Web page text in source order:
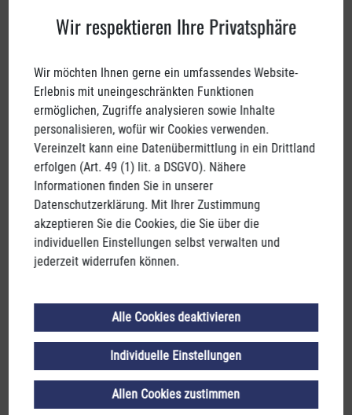
Wir respektieren Ihre Privatsphäre
Wir möchten Ihnen gerne ein umfassendes Website-
Erlebnis mit uneingeschränkten Funktionen
ermöglichen, Zugriffe analysieren sowie Inhalte
personalisieren, wofür wir Cookies verwenden.
Vereinzelt kann eine Datenübermittlung in ein Drittland
erfolgen (Art. 49 (1) lit. a DSGVO). Nähere
Informationen finden Sie in unserer
Datenschutzerklärung. Mit Ihrer Zustimmung
akzeptieren Sie die Cookies, die Sie über die
individuellen Einstellungen selbst verwalten und
jederzeit widerrufen können.
Alle Cookies deaktivieren
Individuelle Einstellungen
Allen Cookies zustimmen